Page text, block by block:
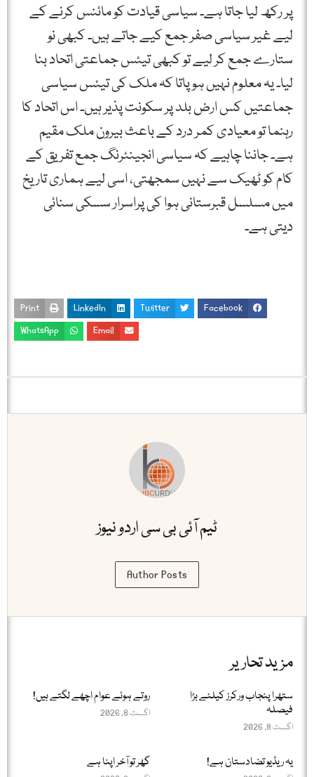
پر رکھ لیا جاتا ہے۔ سیاسی قیادت کو مائنس کرنے کے
لیے غیر سیاسی صفر جمع کیے جاتے ہیں۔ کبھی نو
ستارے جمع کر لیے تو کبھی تیئس جماعتی اتحاد بنا
لیا۔ یہ معلوم نہیں ہو پاتا کہ ملک کی تیئس سیاسی
جماعتیں کس ارض بلد پر سکونت پذیر ہیں۔ اس اتحاد کا
رہنما تو معیادی کمر درد کے باعث بیرون ملک مقیم
ہے۔ جاننا چاہیے کہ سیاسی انجینئرنگ جمع تفریق کے
کام کو ٹھیک سے نہیں سمجھتی، اسی لیے ہماری تاریخ
میں مسلسل قبرستانی ہوا کی پراسرار سسکی سنائی
دیتی ہے۔
Facebook
Twitter
LinkedIn
Print
Email
WhatsApp
ٹیم آئی بی سی اردو نیوز
Author Posts
مزید تحاریر
ستھرا پنجاب ورکرز کیلئے بڑا
فیصلہ
اگست 8, 2026
روتے ہوئے عوام اچھے لگتے ہیں!
اگست 8, 2026
یہ ریڈیو تضادستان ہے! گھر تو آخر اپنا ہے